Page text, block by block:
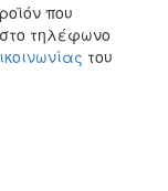
που
τηλέφωνο
του